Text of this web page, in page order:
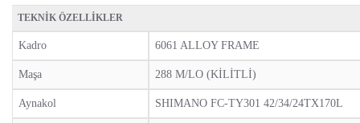
TEKNIK ÖZELLIKLER
Kadro 6061 ALLOY FRAME
Maşa 288 M/LO (KİLİTLİ)
Aynakol SHIMANO FC-TY301 42/34/24TX170L